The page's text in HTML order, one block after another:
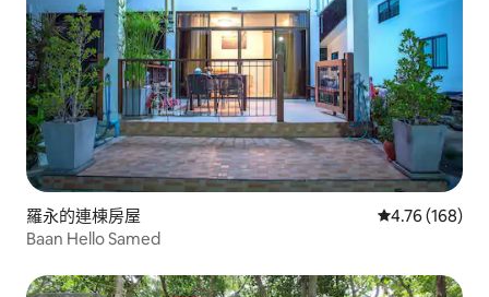
羅永的連棟房屋 從 168 則評價
4.76 (168)
Baan Hello Samed